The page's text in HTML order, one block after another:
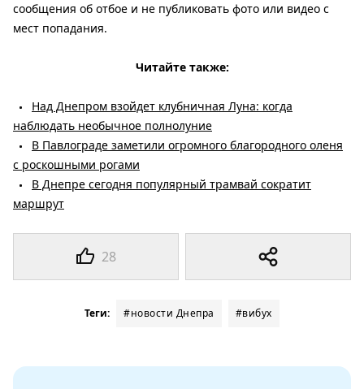
28
сообщения об отбое и не публиковать фото или видео с
мест попадания.
Читайте также:
Над Днепром взойдет клубничная Луна: когда
наблюдать необычное полнолуние
В Павлограде заметили огромного благородного оленя
с роскошными рогами
В Днепре сегодня популярный трамвай сократит
маршрут
Теги: #новости Днепра #вибух